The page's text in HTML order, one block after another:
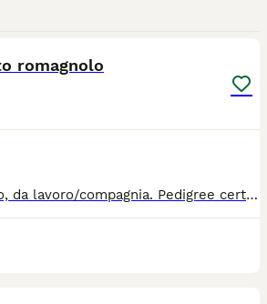
romagnolo
Cuccioli di Lagotto romagnolo, da lavoro/compagnia. Pedigree certificato ENCI Cresciuti in ambiente familiare Ideali per lavoro/compagnia